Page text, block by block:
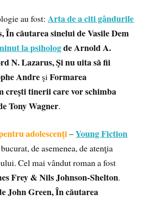
au fost:Arta de a citi gândurile
În căutarea sinelui de Vasile Dem
la psihologde Arnold A.
N. Lazarus, Şi nu uita să fii
Andre şiFormarea
creşti tinerii care vor schimba
Tony Wagner.
adolescenţi–Young Fiction
de asemenea, de atenţia
Cel mai vândut roman a fost
Frey & Nils Johnson-Shelton.
John Green, În căutarea